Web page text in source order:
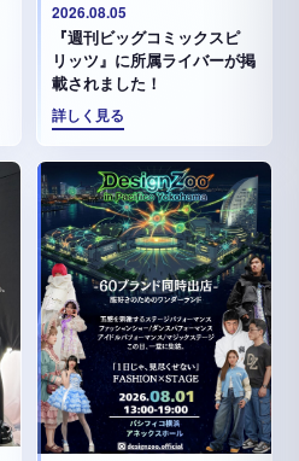
2026.08.05
『週刊ビッグコミックスピ
リッツ』に所属ライバーが掲
載されました！
詳しく見る